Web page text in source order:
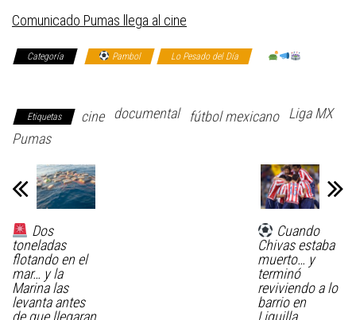
Comunicado Pumas llega al cine
Categoría Pambol Lo Pesado del Día
Etiquetas cine documental fútbol mexicano
Liga MX
Pumas
Dos
toneladas
flotando en el
mar… y la
Marina las
levanta antes
de que llegaran
Cuando
Chivas estaba
muerto… y
terminó
reviviendo a lo
barrio en
Liguilla